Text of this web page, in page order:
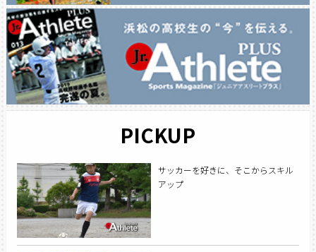
PICKUP
サッカーを好きに、そこからスキル
アップ